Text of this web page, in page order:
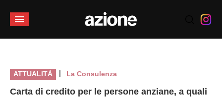
ATTUALITÀ | La Consulenza
Carta di credito per le persone anziane, a quali